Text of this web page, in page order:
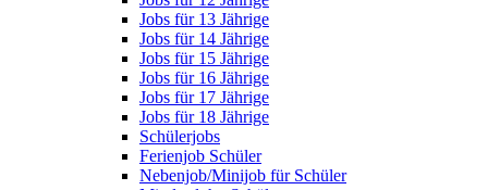
Jobs für 13 Jährige
Jobs für 14 Jährige
Jobs für 15 Jährige
Jobs für 16 Jährige
Jobs für 17 Jährige
Jobs für 18 Jährige
Schülerjobs
Ferienjob Schüler
Nebenjob/Minijob für Schüler